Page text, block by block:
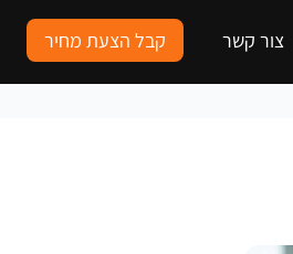
צור קשר קבל הצעת מחיר